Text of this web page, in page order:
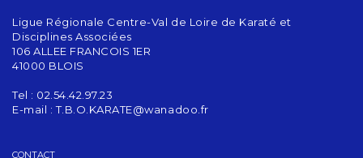
Ligue Régionale Centre-Val de Loire de Karaté et
Disciplines Associées
106 ALLEE FRANCOIS 1ER
41000 BLOIS
Tel : 02.54.42.97.23
E-mail :T.B.O.KARATE@wanadoo.fr
CONTACT